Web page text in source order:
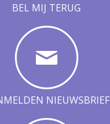
BEL MIJ TERUG
NIEUWSBRIEF